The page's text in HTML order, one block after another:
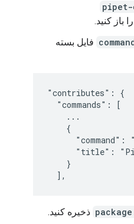
pipet-
را باز کنید.
فایل بسته
"contributes": {
  "commands": [
    ...
    {
"command":
"title":
    }
ذخیره کنید.